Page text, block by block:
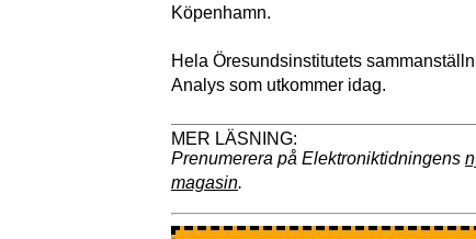
Köpenhamn.
Hela Öresundsinstitutets
Analys som utkommer idag.
Prenumerera på Elektroniktidningens
magasin.